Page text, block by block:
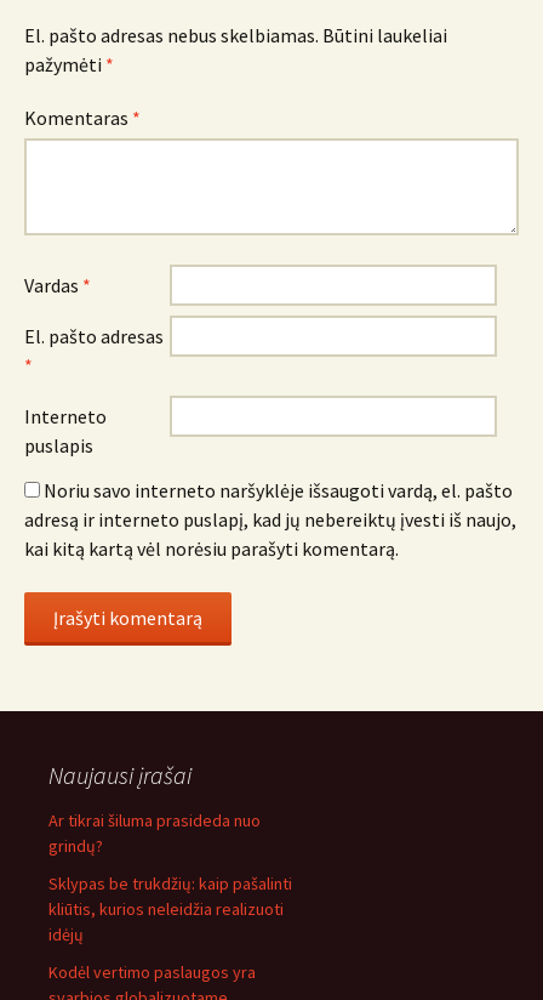
El. pašto adresas nebus skelbiamas. Būtini laukeliai
pažymėti *
Komentaras *
Vardas *
El. pašto adresas
*
Interneto
puslapis
Noriu savo interneto naršyklėje išsaugoti vardą, el. pašto
adresą ir interneto puslapį, kad jų nebereiktų įvesti iš naujo,
kai kitą kartą vėl norėsiu parašyti komentarą.
Naujausi įrašai
Ar tikrai šiluma prasideda nuo
grindų?
Sklypas be trukdžių: kaip pašalinti
kliūtis, kurios neleidžia realizuoti
idėjų
Kodėl vertimo paslaugos yra